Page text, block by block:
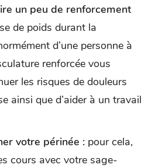
un peu de renforcement
de poids durant la
d’une personne à
renforcée vous
les risques de douleurs
ainsi que d’aider à un travail
votre périnée : pour cela,
cours avec votre sage-